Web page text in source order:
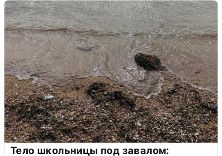
Тело школьницы под завалом: